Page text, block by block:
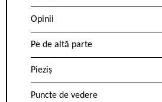
Opinii
Pe de altă parte
Pieziș
Puncte de vedere